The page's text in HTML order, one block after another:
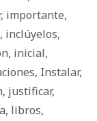
, importante,
, inclúyelos,
, inicial,
, Instalar,
, justificar,
, libros,